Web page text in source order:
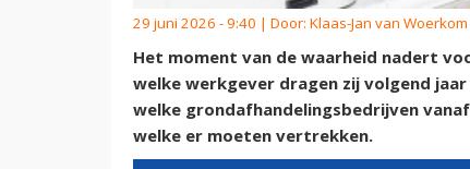
29 juni 2026 - 9:40 | Door: Klaas-Jan van Woerkom
Het moment van de waarheid nadert
welke werkgever dragen zij volgend
welke grondafhandelingsbedrijven
welke er moeten vertrekken.